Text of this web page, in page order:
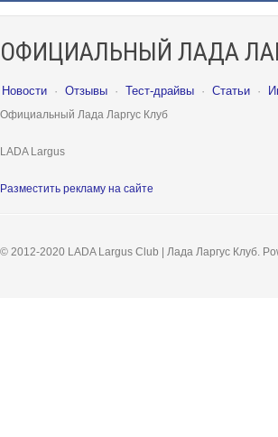
ОФИЦИАЛЬНЫЙ ЛАДА
Новости · Отзывы · Тест-драйвы · Статьи ·
Официальный Лада Ларгус Клуб
LADA Largus
Разместить рекламу на сайте
© 2012-2020 LADA Largus Club | Лада Ларгус Клуб.